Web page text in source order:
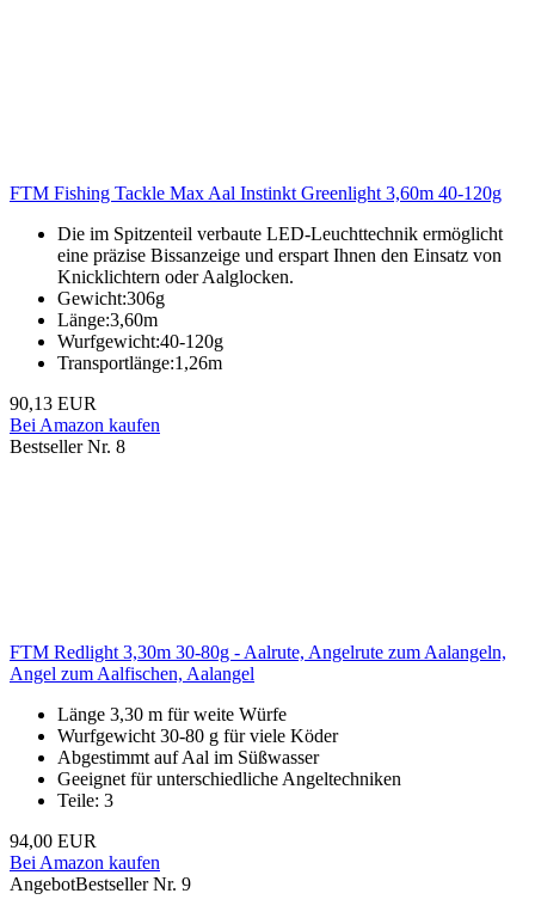
FTM Fishing Tackle Max Aal Instinkt Greenlight 3,60m 40-120g
Die im Spitzenteil verbaute LED-Leuchttechnik ermöglicht
eine präzise Bissanzeige und erspart Ihnen den Einsatz von
Knicklichtern oder Aalglocken.
Gewicht:306g
Länge:3,60m
Wurfgewicht:40-120g
Transportlänge:1,26m
90,13 EUR
Bei Amazon kaufen
Bestseller Nr. 8
FTM Redlight 3,30m 30-80g - Aalrute, Angelrute zum Aalangeln,
Angel zum Aalfischen, Aalangel
Länge 3,30 m für weite Würfe
Wurfgewicht 30-80 g für viele Köder
Abgestimmt auf Aal im Süßwasser
Geeignet für unterschiedliche Angeltechniken
Teile: 3
94,00 EUR
Bei Amazon kaufen
AngebotBestseller Nr. 9